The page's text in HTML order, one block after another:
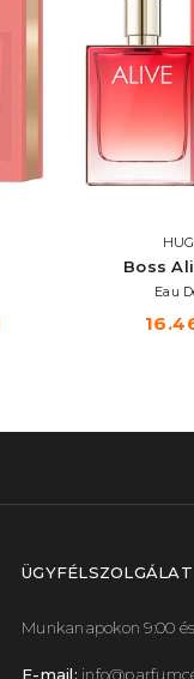
Boss
Eau
ÜGYFÉLSZOLGÁLAT
Munkanapokon 9:00
E-mail: